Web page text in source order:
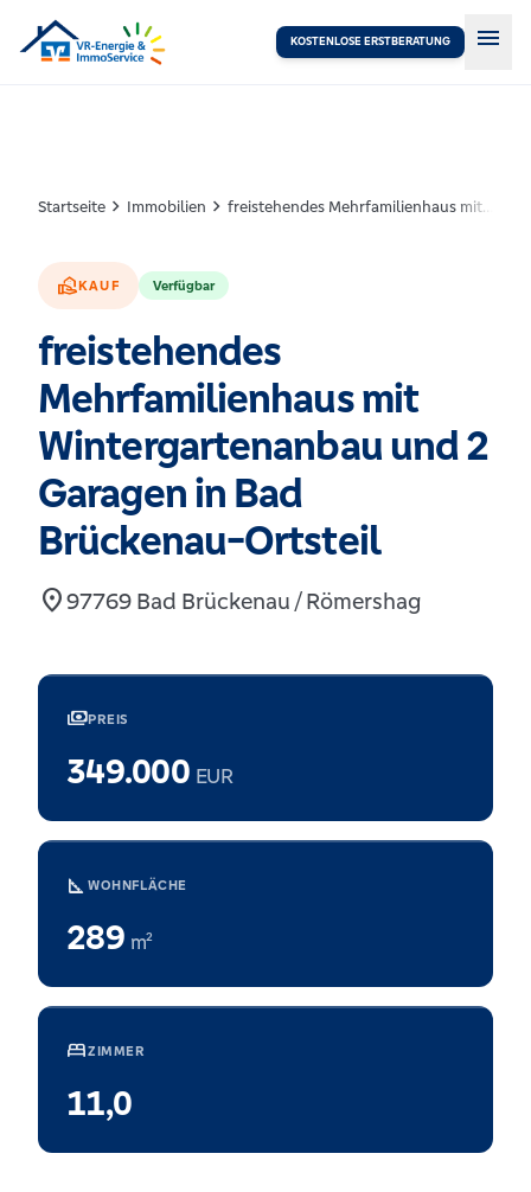
KOSTENLOSE ERSTBERATUNG menu
Startseite chevron_right Immobilien chevron_right freistehendes Mehrfamilienhaus mit Wintergartenanbau und 2 Garagen in Bad Brückenau-Ortsteil
real_estate_agentKAUF Verfügbar
freistehendes
Mehrfamilienhaus mit
Wintergartenanbau und 2
Garagen in Bad
Brückenau-Ortsteil
location_on97769 Bad Brückenau / Römershag
paymentsPREIS
349.000 EUR
square_foot WOHNFLÄCHE
289 m²
bedZIMMER
11,0